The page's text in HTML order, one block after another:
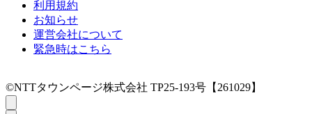
利用規約
お知らせ
運営会社について
緊急時はこちら
©NTTタウンページ株式会社 TP25-193号【261029】